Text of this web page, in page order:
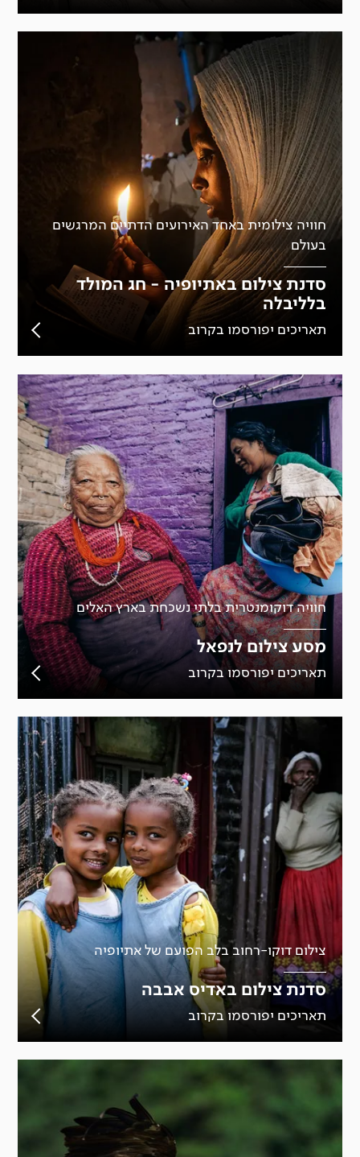
חוויה צילומית באחד האירועים הדתיים המרגשים
בעולם
סדנת צילום באתיופיה - חג המולד
בלליבלה
תאריכים יפורסמו בקרוב
חוויה דוקומנטרית בלתי נשכחת בארץ האלים
מסע צילום לנפאל
תאריכים יפורסמו בקרוב
צילום דוקו-רחוב בלב הפועם של אתיופיה
סדנת צילום באדיס אבבה
תאריכים יפורסמו בקרוב